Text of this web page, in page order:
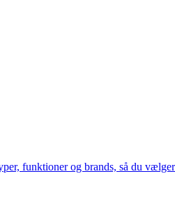
funktioner og brands, så du